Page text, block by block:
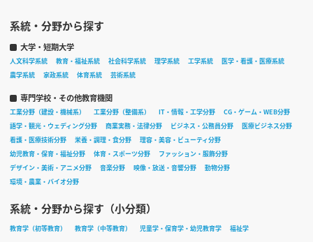
系統・分野から探す
大学・短期大学
人文科学系統 教育・福祉系統 社会科学系統 理学系統 工学系統
医学・看護・医療系統
農学系統
家政系統 体育系統 芸術系統
専門学校・その他教育機関
工業分野（建設・機械系） 工業分野（整備系） IT・情報・工学分野
CG・ゲーム・WEB分野
語学・観光・ウェディング分野
商業実務・法律分野 ビジネス・公務員分野
医療ビジネス分野
看護・医療技術分野
栄養・調理・食分野
理容・美容・ビューティ分野
幼児教育・保育・福祉分野
体育・スポーツ分野
ファッション・服飾分野
デザイン・美術・アニメ分野
音楽分野 映像・放送・音響分野
動物分野
環境・農業・バイオ分野
系統・分野から探す（小分類）
教育学（初等教育） 教育学（中等教育） 児童学・保育学・幼児教育学 福祉学